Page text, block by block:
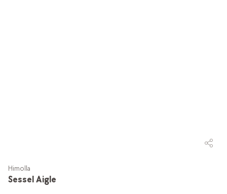
Sessel Aigle
Himolla